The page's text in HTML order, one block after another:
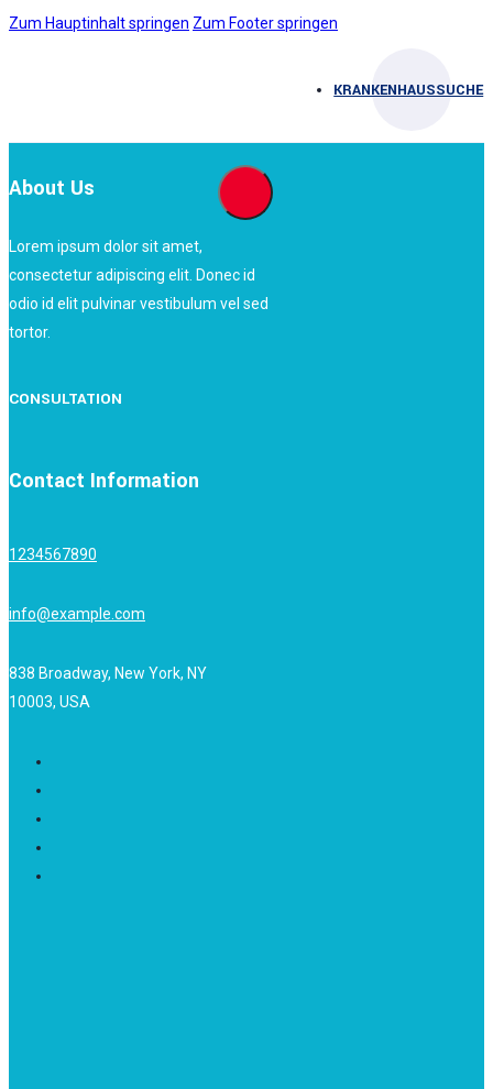
Zum Hauptinhalt springen Zum Footer springen
KRANKENHAUSSUCHE
About Us
Lorem ipsum dolor sit amet,
consectetur adipiscing elit. Donec id
odio id elit pulvinar vestibulum vel sed
tortor.
CONSULTATION
Contact Information
1234567890
info@example.com
838 Broadway, New York, NY
10003, USA